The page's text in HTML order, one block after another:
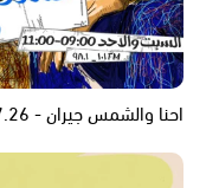
احنا والشمس جيران - 26.07.26